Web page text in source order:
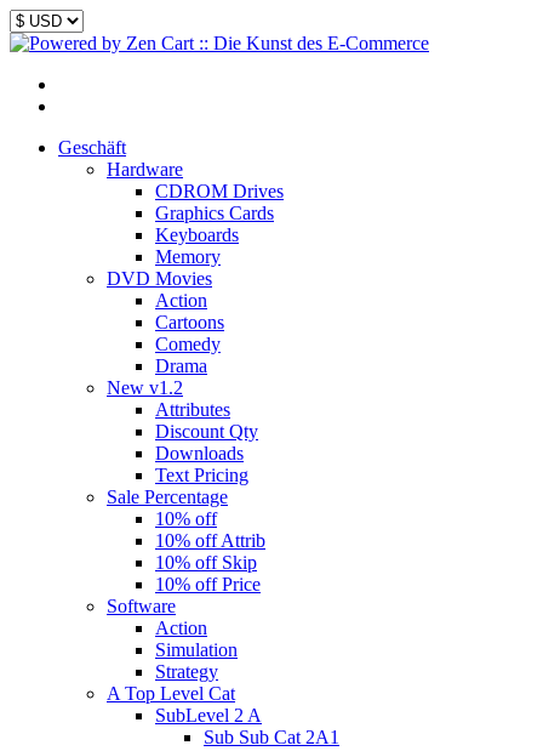
Geschäft
Hardware
CDROM Drives
Graphics Cards
Keyboards
Memory
DVD Movies
Action
Cartoons
Comedy
Drama
New v1.2
Attributes
Discount Qty
Downloads
Text Pricing
Sale Percentage
10% off
10% off Attrib
10% off Skip
10% off Price
Software
Action
Simulation
Strategy
A Top Level Cat
SubLevel 2 A
Sub Sub Cat 2A1